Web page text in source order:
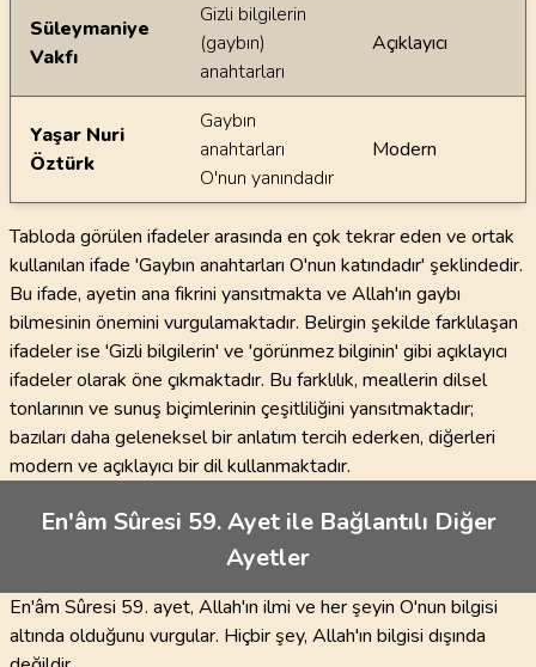
Süleymaniye
Vakfı
Gizli bilgilerin
(gaybın)
anahtarları
Açıklayıcı
Yaşar Nuri
Öztürk
Gaybın
anahtarları
O'nun yanındadır
Modern
Tabloda görülen ifadeler arasında en çok tekrar eden ve ortak
kullanılan ifade 'Gaybın anahtarları O'nun katındadır' şeklindedir.
Bu ifade, ayetin ana fikrini yansıtmakta ve Allah'ın gaybı
bilmesinin önemini vurgulamaktadır. Belirgin şekilde farklılaşan
ifadeler ise 'Gizli bilgilerin' ve 'görünmez bilginin' gibi açıklayıcı
ifadeler olarak öne çıkmaktadır. Bu farklılık, meallerin dilsel
tonlarının ve sunuş biçimlerinin çeşitliliğini yansıtmaktadır;
bazıları daha geleneksel bir anlatım tercih ederken, diğerleri
modern ve açıklayıcı bir dil kullanmaktadır.
En'âm Sûresi 59. Ayet ile Bağlantılı Diğer
Ayetler
En'âm Sûresi 59. ayet, Allah'ın ilmi ve her şeyin O'nun bilgisi
altında olduğunu vurgular. Hiçbir şey, Allah'ın bilgisi dışında